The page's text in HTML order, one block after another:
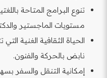
تنوع البرامج المتاحة
مستويات الماجستير
الحياة الثقافية الغنية
نابض بالحركة والفنون.
إمكانية التنقل والسفر